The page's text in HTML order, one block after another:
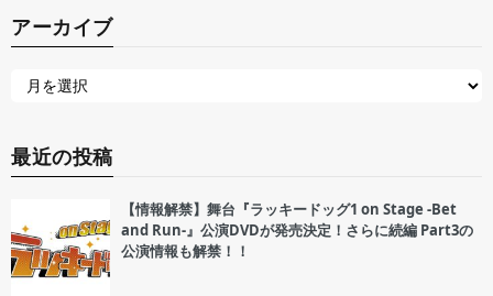
アーカイブ
最近の投稿
【情報解禁】舞台『ラッキードッグ1 on Stage -Bet
and Run-』公演DVDが発売決定！さらに続編 Part3の
公演情報も解禁！！